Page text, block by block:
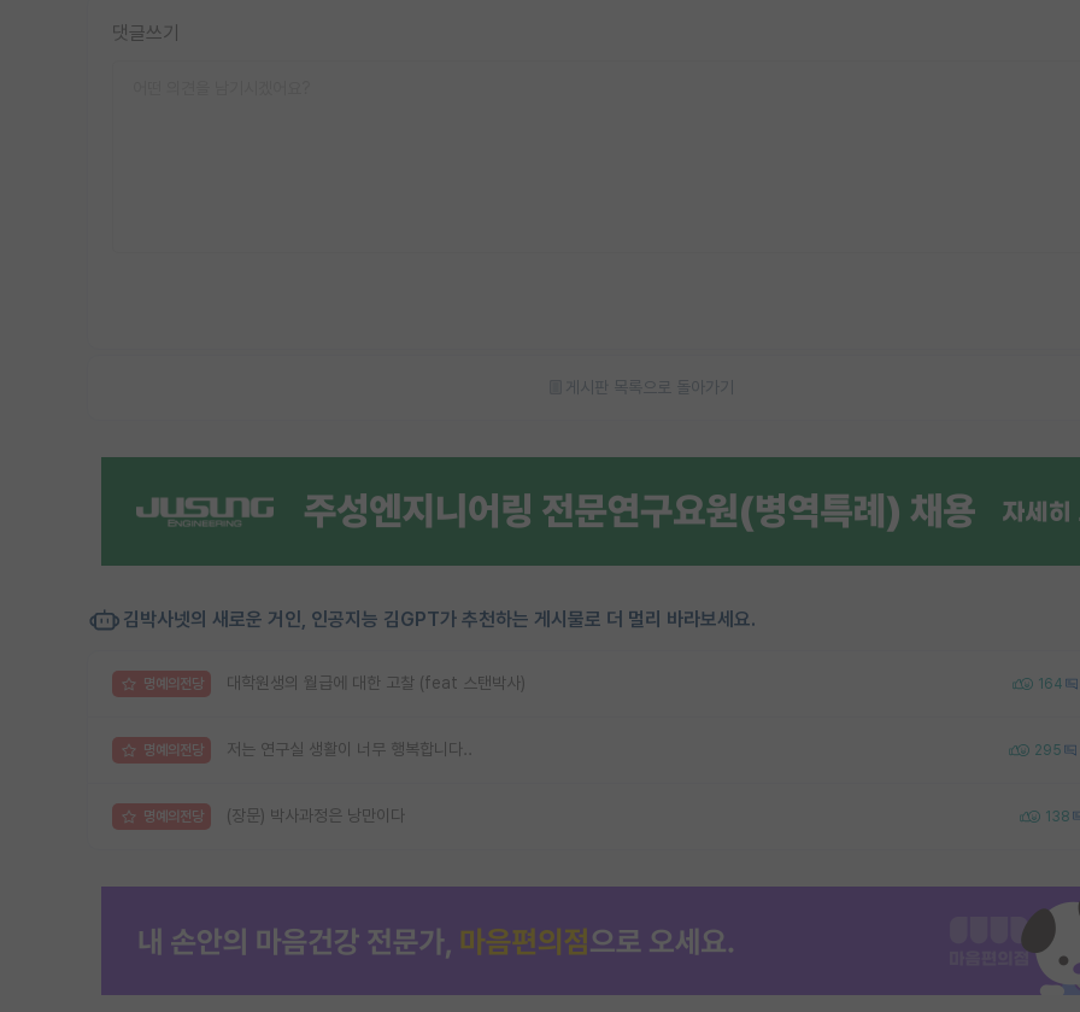
댓글쓰기
게시판 목록으로 돌아가기
김박사넷의 새로운 거인, 인공지능 김GPT가 추천하는 게시물로 더 멀리 바라보세요.
명예의전당 대학원생의 월급에 대한 고찰 (feat 스탠박사) 164
명예의전당 저는 연구실 생활이 너무 행복합니다.. 295
명예의전당 (장문) 박사과정은 낭만이다 138